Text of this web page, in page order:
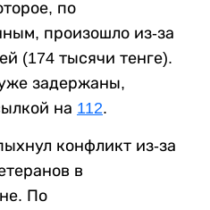
по
произошло из-за
(174 тысячи тенге).
задержаны,
на 112.
конфликт из-за
в
По